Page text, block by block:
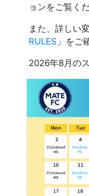
ョンをご覧くだ
また、詳しい
RULES 」をご
2026年8月の